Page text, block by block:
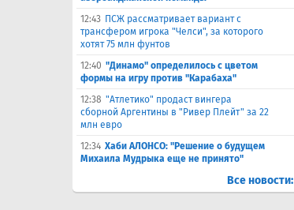
12:43 ПСЖ рассматривает вариант с
трансфером игрока "Челси", за которого
хотят 75 млн фунтов
12:40 "Динамо" определилось с цветом
формы на игру против "Карабаха"
12:38 "Атлетико" продаст вингера
сборной Аргентины в "Ривер Плейт" за 22
млн евро
12:34 Хаби АЛОНСО: "Решение о будущем
Михаила Мудрыка еще не принято"
Все новости: